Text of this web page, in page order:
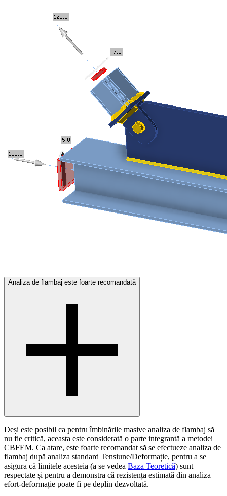
Analiza de flambaj este foarte recomandată
Deși este posibil ca pentru îmbinările masive analiza de flambaj să
nu fie critică, aceasta este considerată o parte integrantă a metodei
CBFEM. Ca atare, este foarte recomandat să se efectueze analiza de
flambaj după analiza standard Tensiune/Deformație, pentru a se
asigura că limitele acesteia (a se vedea Baza Teoretică) sunt
respectate și pentru a demonstra că rezistența estimată din analiza
efort-deformație poate fi pe deplin dezvoltată.